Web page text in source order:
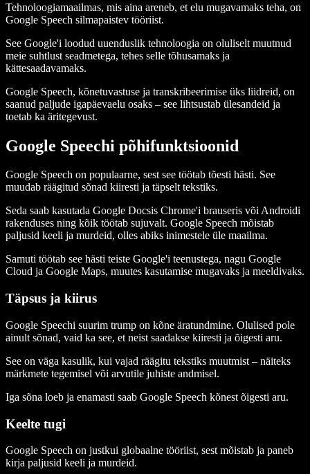
Tehnoloogiamaailmas, mis aina areneb, et elu mugavamaks teha, on
Google Speech silmapaistev tööriist.
See Google'i loodud uuenduslik tehnoloogia on oluliselt muutnud
meie suhtlust seadmetega, tehes selle tõhusamaks ja
kättesaadavamaks.
Google Speech, kõnetuvastuse ja transkribeerimise üks liidreid, on
saanud paljude igapäevaelu osaks – see lihtsustab ülesandeid ja
toetab ka äritegevust.
Google Speechi põhifunktsioonid
Google Speech on populaarne, sest see töötab tõesti hästi. See
muudab räägitud sõnad kiiresti ja täpselt tekstiks.
Seda saab kasutada Google Docsis Chrome'i brauseris või Androidi
rakenduses ning kõik töötab sujuvalt. Google Speech mõistab
paljusid keeli ja murdeid, olles abiks inimestele üle maailma.
Samuti töötab see hästi teiste Google'i teenustega, nagu Google
Cloud ja Google Maps, muutes kasutamise mugavaks ja meeldivaks.
Täpsus ja kiirus
Google Speechi suurim trump on kõne äratundmine. Olulised pole
ainult sõnad, vaid ka see, et neist saadakse kiiresti ja õigesti aru.
See on väga kasulik, kui vajad räägitu tekstiks muutmist – näiteks
märkmete tegemisel või arvutile juhiste andmisel.
Iga sõna loeb ja enamasti saab Google Speech kõnest õigesti aru.
Keelte tugi
Google Speech on justkui globaalne tööriist, sest mõistab ja paneb
kirja paljusid keeli ja murdeid.